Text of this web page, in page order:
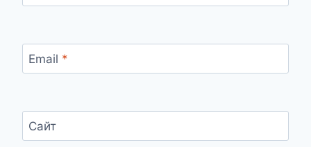
Email *
Сайт